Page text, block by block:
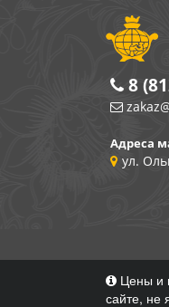
8
Адреса
ул.
Цены и
сайте, не